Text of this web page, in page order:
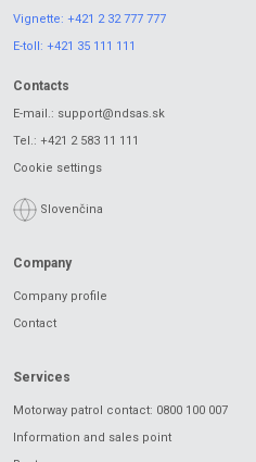
Vignette: +421 2 32 777 777
E-toll: +421 35 111 111
Contacts
E-mail.: support@ndsas.sk
Tel.: +421 2 583 11 111
Cookie settings
Slovenčina
Company
Company profile
Contact
Services
Motorway patrol contact: 0800 100 007
Information and sales point